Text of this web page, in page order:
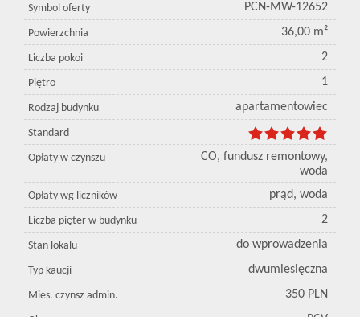
Symbol oferty PCN-MW-12652
Powierzchnia 36,00 m²
Liczba pokoi 2
Piętro 1
Rodzaj budynku apartamentowiec
Standard
Opłaty w czynszu
CO, fundusz remontowy,
woda
Opłaty wg liczników prąd, woda
Liczba pięter w budynku 2
Stan lokalu do wprowadzenia
Typ kaucji dwumiesięczna
Mies. czynsz admin. 350 PLN